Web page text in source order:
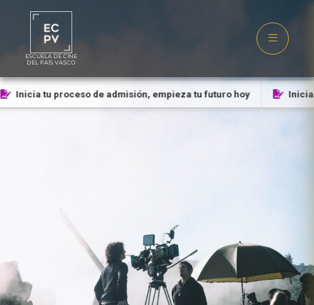
ESCUELA DE CINE
DEL PAÍS VASCO
Inicia tu proceso de admisión, empieza tu futuro hoy Inicia